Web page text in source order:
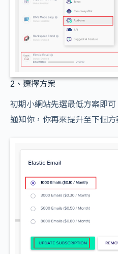
2、選擇方案
初期小網站先選最低方案即
通知你，你再來提升至下個方